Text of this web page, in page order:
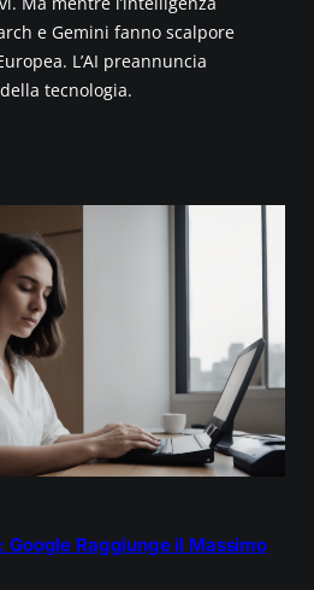
e Gemini fanno scalpore
L’AI preannuncia
tecnologia.
Google Raggiunge il Massimo